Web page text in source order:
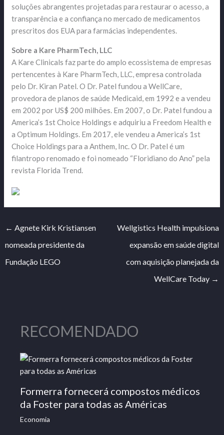
soluções abrangentes projetadas para restaurar o acesso, a
transparência e a confiança no mercado de medicamentos
prescritos dos EUA para farmácias independentes.
Sobre a Kare PharmTech, LLC
A Kare Clinicals faz parte do amplo ecossistema de empresas
pertencentes à Kare PharmTech, LLC, empresa controlada
pelo Dr. Kiran Patel. O Dr. Patel fundou a WellCare,
provedora de planos de saúde Medicaid, em 1992 e a vendeu
em 2002 por US$ 200 milhões. Em 2007, o Dr. Patel fundou a
America’s 1st Choice Holdings e adquiriu a Freedom Health e
a Optimum Holdings. Em 2017, ele vendeu a America’s 1st
Choice Holdings para a Anthem, Inc. O Dr. Patel é um
filantropo renomado e foi nomeado “Floridiano do Ano” pela
revista Florida Trend.
← Agnete Kirk Kristiansen
nomeada presidente da
Fundação LEGO
Wellgistics Health impulsiona
expansão em saúde digital
com aquisição planejada da
WellCare Today →
RECOMENDADO
Formerra fornecerá compostos médicos
da Foster para todas as Américas
Economia